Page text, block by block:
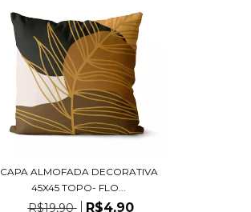
CAPA ALMOFADA DECORATIVA
45X45 TOPO- FLO...
R$19,90 R$4,90